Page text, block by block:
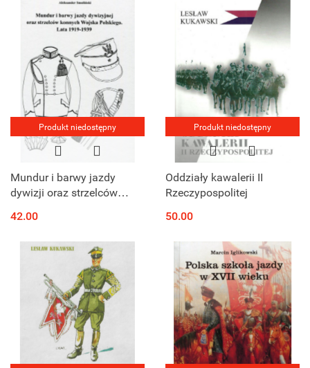
Śródziemnym
Produkt niedostępny
Mundur i barwy jazdy
dywizji oraz strzelców
Lata 1919-1939
42.00
Produkt niedostępny
Oddziały kawalerii II
Rzeczypospolitej
50.00